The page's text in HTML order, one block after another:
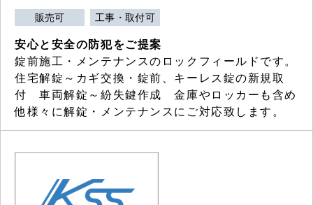
販売可 工事・取付可
安心と安全の防犯をご提案
錠前施工・メンテナンスのロックフィールドです。
住宅解錠～カギ交換・錠前、キーレス錠の新規取
付 車両解錠～紛失鍵作成 金庫やロッカーも含め
他様々に解錠・メンテナンスにご対応致します。